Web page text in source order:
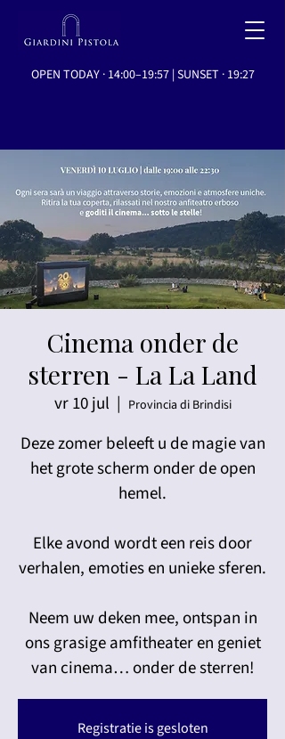
OPEN TODAY · 14:00–19:57 | SUNSET · 19:27
Cinema onder de
sterren - La La Land
vr 10 jul
  |
Provincia di Brindisi
Deze zomer beleeft u de magie van
het grote scherm onder de open
hemel.
Elke avond wordt een reis door
verhalen, emoties en unieke sferen.
Neem uw deken mee, ontspan in
ons grasige amfitheater en geniet
van cinema… onder de sterren!
Registratie is gesloten